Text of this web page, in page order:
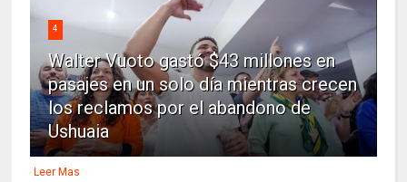
4
Walter Vuoto gastó $43 millones en
pasajes en un solo día mientras crecen
los reclamos por el abandono de
Ushuaia
Leer Mas